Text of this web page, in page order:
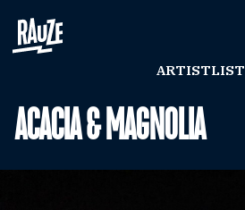
ARTISTLIST
ACACIA & MAGNOLIA